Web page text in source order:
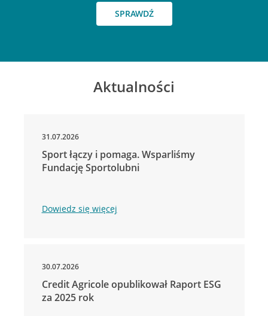
SPRAWDŹ
Aktualności
31.07.2026
Sport łączy i pomaga. Wsparliśmy
Fundację Sportolubni
Dowiedz się więcej
30.07.2026
Credit Agricole opublikował Raport ESG
za 2025 rok